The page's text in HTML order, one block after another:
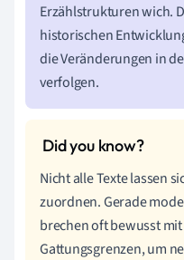
Erzählstrukturen wich.
historischen
die Veränderungen in
verfolgen.
Nicht alle Texte lassen
zuordnen. Gerade
brechen oft bewusst
Gattungsgrenzen, um